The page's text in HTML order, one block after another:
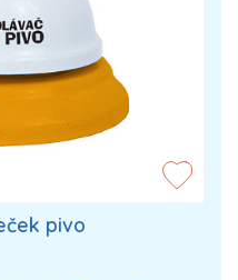
pivo